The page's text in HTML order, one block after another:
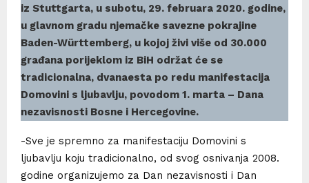
iz Stuttgarta, u subotu, 29. februara 2020. godine,
u glavnom gradu njemačke savezne pokrajine
Baden-Württemberg, u kojoj živi više od 30.000
građana porijeklom iz BiH održat će se
tradicionalna, dvanaesta po redu manifestacija
Domovini s ljubavlju, povodom 1. marta – Dana
nezavisnosti Bosne i Hercegovine.
-Sve je spremno za manifestaciju Domovini s
ljubavlju koju tradicionalno, od svog osnivanja 2008.
godine organizujemo za Dan nezavisnosti i Dan